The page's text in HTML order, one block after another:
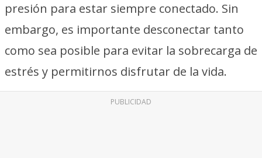
presión para estar siempre conectado. Sin
embargo, es importante desconectar tanto
como sea posible para evitar la sobrecarga de
estrés y permitirnos disfrutar de la vida.
PUBLICIDAD